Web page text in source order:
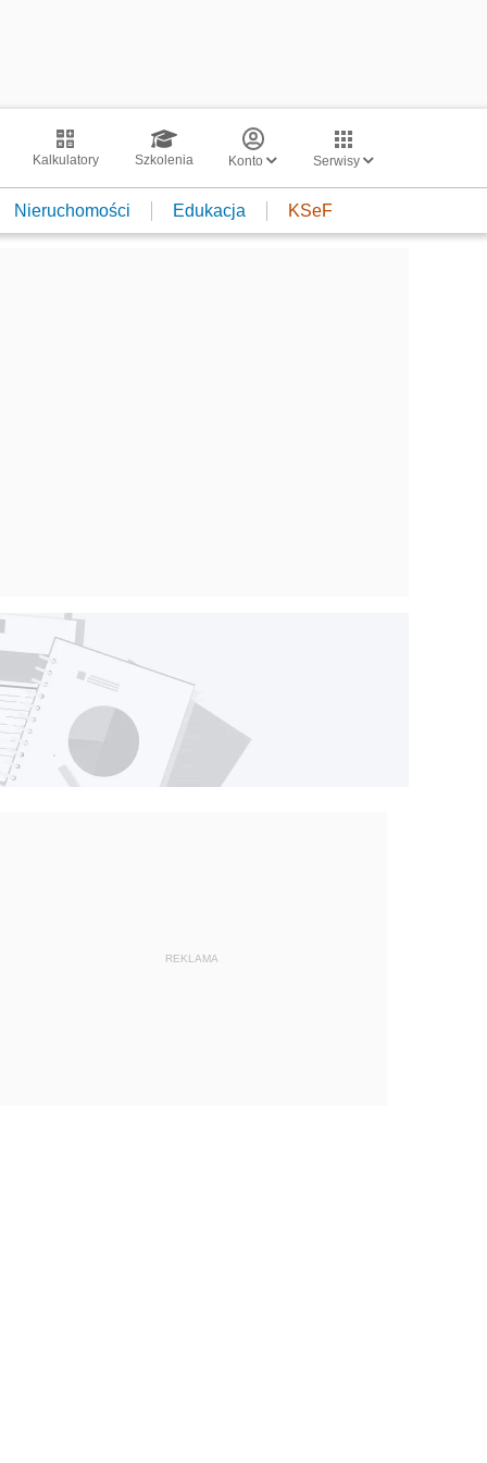
Kalkulatory Szkolenia Konto Serwisy
Nieruchomości Edukacja KSeF
REKLAMA